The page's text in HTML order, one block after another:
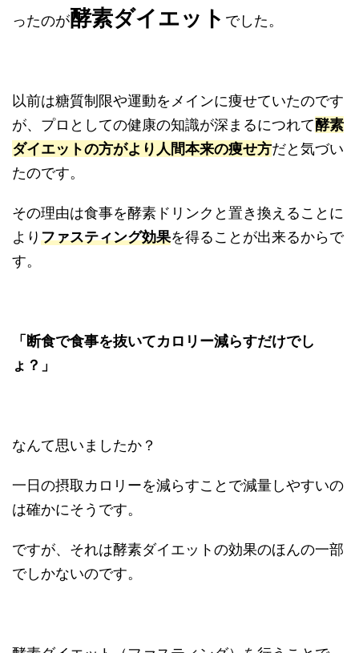
ったのが酵素ダイエット でした。
以前は糖質制限や運動をメインに痩せていたのです
が、プロとしての健康の知識が深まるにつれて酵素
ダイエットの方がより人間本来の痩せ方だと気づい
たのです。
その理由は食事を酵素ドリンクと置き換えることに
よりファスティング効果を得ることが出来るからで
す。
「断食で食事を抜いてカロリー減らすだけでし
ょ？」
なんて思いましたか？
一日の摂取カロリーを減らすことで減量しやすいの
は確かにそうです。
ですが、それは酵素ダイエットの効果のほんの一部
でしかないのです。